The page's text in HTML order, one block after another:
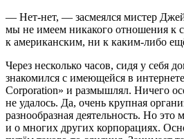
— Нет-нет, — засмеялся мистер
мы не имеем никакого отношения к
к американским, ни к каким-либо
Через несколько часов, сидя у себя
знакомился с имеющейся в
Corporation» и размышлял. Ничего
не удалось. Да, очень крупная
разнообразная деятельность. Но это
и о многих других корпорациях.